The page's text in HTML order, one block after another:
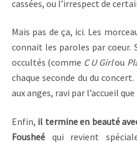
cassées, ou l’irrespect de
Mais pas de ça, ici. Les
connait les paroles par coeur.
occultés (comme C U Girlou
chaque seconde du du
aux anges, ravi par l’accueil
Enfin, il termine en beauté
Fousheé qui revient